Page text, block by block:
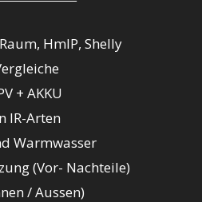
HmIP, Shelly
+ AKKU
IR-Arten
Warmwasser
(Vor- Nachteile)
/ Aussen)